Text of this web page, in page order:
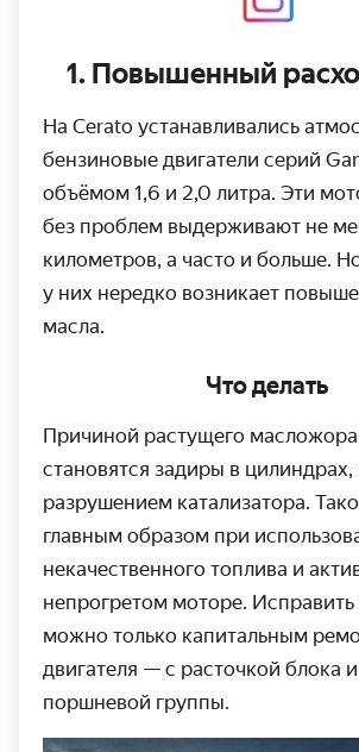
1. Повышенный
На Cerato устанавливались
бензиновые двигатели серий
объёмом 1,6 и 2,0 литра. Эти
без проблем выдерживают не
километров, а часто и больше.
у них нередко возникает
масла.
Что делать
Причиной растущего
становятся задиры в
разрушением катализатора.
главным образом при
некачественного топлива и
непрогретом моторе.
можно только капитальным
двигателя — с расточкой блока
поршневой группы.